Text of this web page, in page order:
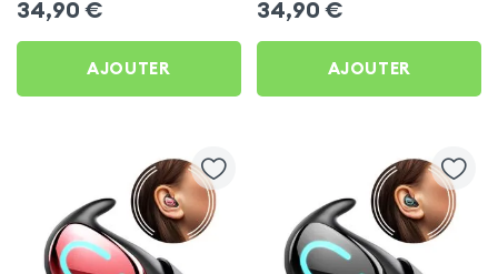
34,90 €
AJOUTER
34,90 €
AJOUTER